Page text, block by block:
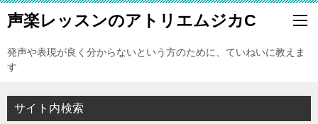
声楽レッスンのアトリエムジカC
発声や表現が良く分からないという方のために、ていねいに教えま
す
サイト内検索